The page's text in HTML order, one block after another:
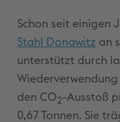
Schon seit einigen
Stahl Donawitz an
unterstützt durch
den CO2-Ausstoß
0,67 Tonnen. Sie